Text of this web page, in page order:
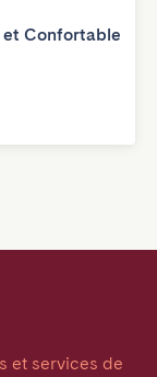
Confortable
et services de